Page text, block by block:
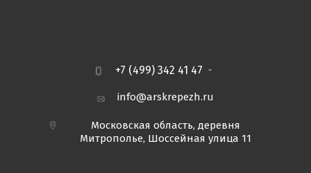
+7 (499) 342 41 47
info@arskrepezh.ru
Московская область, деревня
Митрополье, Шоссейная улица 11